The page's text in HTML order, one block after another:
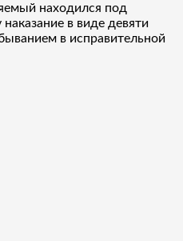
находился под
в виде девяти
в исправительной